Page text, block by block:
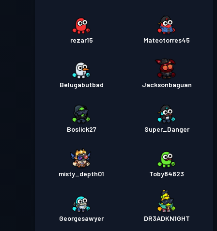
rezar15 Mateotorres45
Belugabutbad Jacksonbaguan
Boslick27 Super_Danger
misty_depth01 Toby84823
Georgesawyer DR3ADKN1GHT